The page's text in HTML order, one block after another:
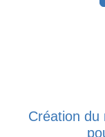
Création du